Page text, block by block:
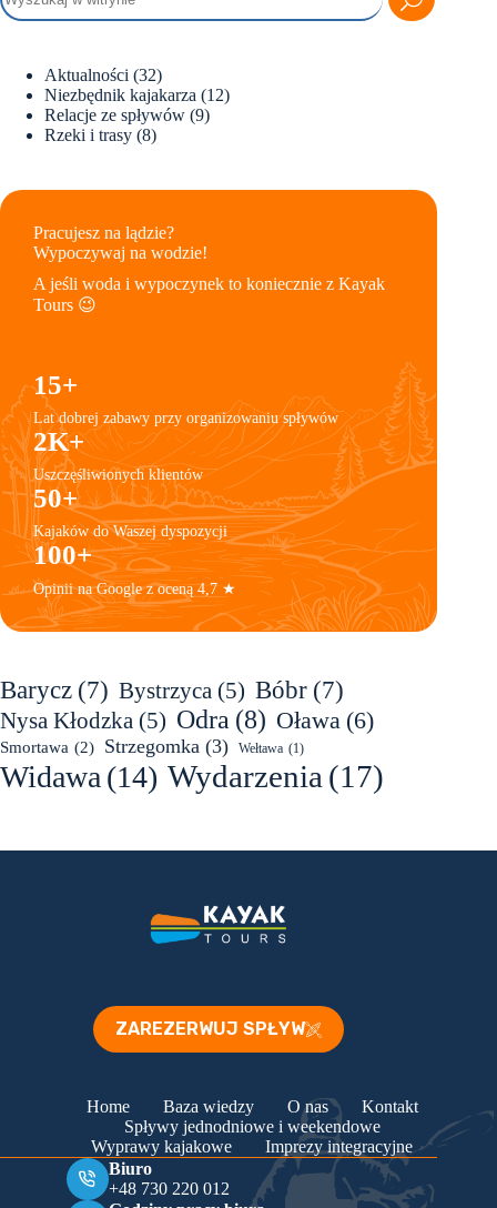
Aktualności (32)
Niezbędnik kajakarza (12)
Relacje ze spływów (9)
Rzeki i trasy (8)
Pracujesz na lądzie?
Wypoczywaj na wodzie!
A jeśli woda i wypoczynek to koniecznie z Kayak
Tours 😉
15+
Lat dobrej zabawy przy organizowaniu spływów
2K+
Uszczęśliwionych klientów
50+
Kajaków do Waszej dyspozycji
100+
Opinii na Google z oceną 4,7 ★
Barycz (7) Bystrzyca (5) Bóbr (7)
Nysa Kłodzka (5) Odra (8) Oława (6)
Smortawa (2) Strzegomka (3) Wełtawa (1)
Widawa (14) Wydarzenia (17)
ZAREZERWUJ SPŁYW
Home Baza wiedzy O nas
Kontakt
Spływy jednodniowe i weekendowe
Wyprawy kajakowe
Imprezy integracyjne
Biuro
+48 730 220 012